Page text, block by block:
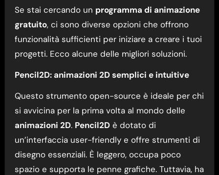
Se stai cercando un programma di animazione
gratuito, ci sono diverse opzioni che offrono
funzionalità sufficienti per iniziare a creare i tuoi
progetti. Ecco alcune delle migliori soluzioni.
Pencil2D: animazioni 2D semplici e intuitive
Questo strumento open-source è ideale per chi
si avvicina per la prima volta al mondo delle
animazioni 2D. Pencil2Dè dotato di
un’interfaccia user-friendly e offre strumenti di
disegno essenziali. È leggero, occupa poco
spazio e supporta le penne grafiche. Tuttavia, ha